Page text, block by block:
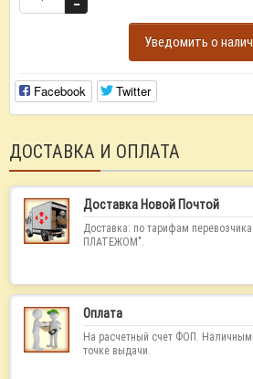
Уведомить о
Facebook Twitter
ДОСТАВКА И ОПЛАТА
Доставка Новой Почтой
Доставка: по тарифам
ПЛАТЕЖОМ".
Оплата
На расчетный счет ФОП.
точке выдачи.